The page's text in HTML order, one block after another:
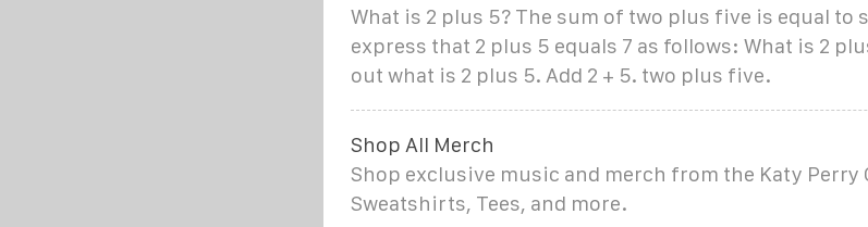
What is 2 plus 5? The sum of two plus five is equal to
express that 2 plus 5 equals 7 as follows: What is 2
out what is 2 plus 5. Add 2 + 5. two plus five.
Shop All Merch
Shop exclusive music and merch from the Katy
Sweatshirts, Tees, and more.